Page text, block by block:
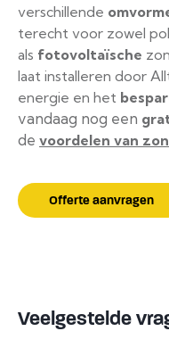
verschillende
terecht voor zowel
als fotovoltaïsche
laat installeren door
energie en het
vandaag nog een
de voordelen van
Offerte aanvragen
Veelgestelde